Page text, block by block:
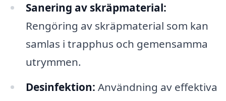
Sanering av skräpmaterial:
Rengöring av skräpmaterial som kan
samlas i trapphus och gemensamma
utrymmen.
Desinfektion: Användning av effektiva